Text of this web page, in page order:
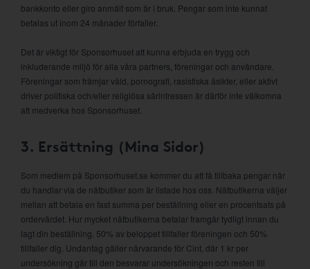
bankkonto eller giro anmält som är i bruk. Pengar som inte kunnat
betalas ut inom 24 månader förfaller.
Det är viktigt för Sponsorhuset att kunna erbjuda en trygg och
inkluderande miljö för alla våra partners, föreningar och användare.
Föreningar som främjar våld, pornografi, rasistiska åsikter, eller aktivt
driver politiska och/eller religiösa särintressen är därför inte välkomna
att medverka hos Sponsorhuset.
3. Ersättning (Mina Sidor)
Som medlem på Sponsorhuset.se kommer du att få tillbaka pengar när
du handlar via de nätbutiker som är listade hos oss. Nätbutikerna väljer
mellan att betala en fast summa per beställning eller en procentsats på
ordervärdet. Hur mycket nätbutikerna betalar framgår tydligt innan du
lagt din beställning. 50% av beloppet tillfaller föreningen och 50%
tillfaller dig. Undantag gäller närvarande för Cint, där 1 kr per
undersökning går till den besvarar undersökningen och resten till